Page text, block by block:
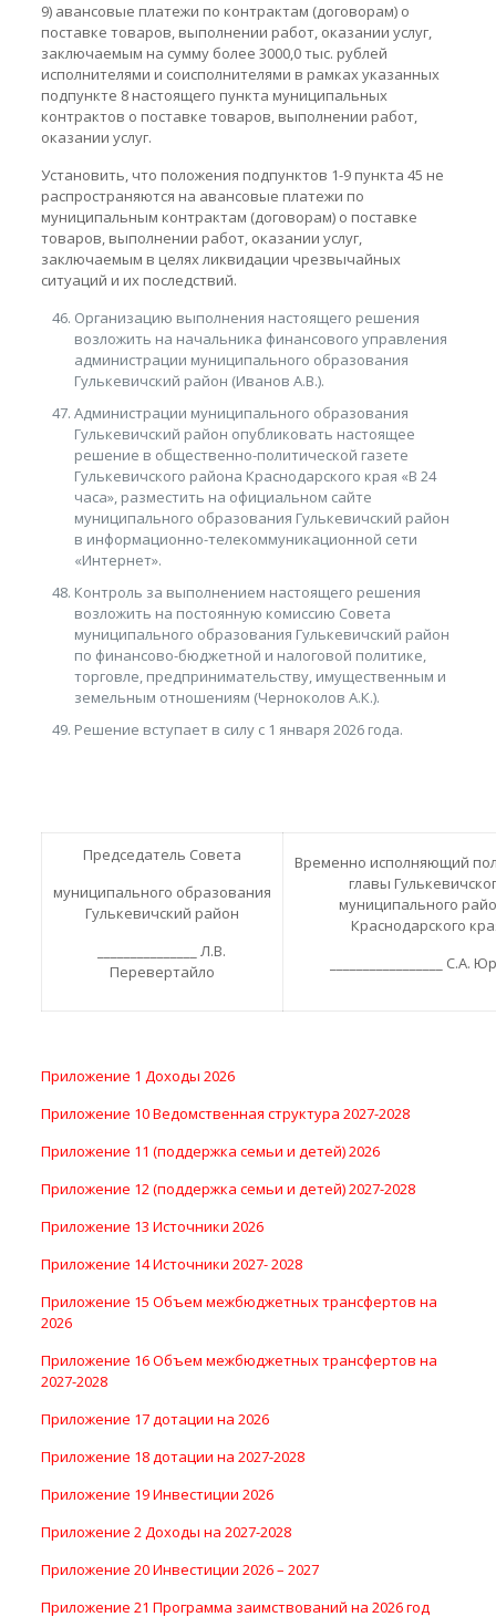
9) авансовые платежи по контрактам (договорам) о
поставке товаров, выполнении работ, оказании услуг,
заключаемым на сумму более 3000,0 тыс. рублей
исполнителями и соисполнителями в рамках указанных
подпункте 8 настоящего пункта муниципальных
контрактов о поставке товаров, выполнении работ,
оказании услуг.
Установить, что положения подпунктов 1-9 пункта 45 не
распространяются на авансовые платежи по
муниципальным контрактам (договорам) о поставке
товаров, выполнении работ, оказании услуг,
заключаемым в целях ликвидации чрезвычайных
ситуаций и их последствий.
Организацию выполнения настоящего решения
возложить на начальника финансового управления
администрации муниципального образования
Гулькевичский район (Иванов А.В.).
Администрации муниципального образования
Гулькевичский район опубликовать настоящее
решение в общественно-политической газете
Гулькевичского района Краснодарского края «В 24
часа», разместить на официальном сайте
муниципального образования Гулькевичский район
в информационно-телекоммуникационной сети
«Интернет».
Контроль за выполнением настоящего решения
возложить на постоянную комиссию Совета
муниципального образования Гулькевичский район
по финансово-бюджетной и налоговой политике,
торговле, предпринимательству, имущественным и
земельным отношениям (Черноколов А.К.).
Решение вступает в силу с 1 января 2026 года.
Председатель Совета
муниципального образования
Гулькевичский район
_______________ Л.В.
Перевертайло
Временно исполняющий
главы
муниципального
Краснодарского
_________________ С.А.
Приложение 1 Доходы 2026
Приложение 10 Ведомственная структура 2027-2028
Приложение 11 (поддержка семьи и детей) 2026
Приложение 12 (поддержка семьи и детей) 2027-2028
Приложение 13 Источники 2026
Приложение 14 Источники 2027- 2028
Приложение 15 Объем межбюджетных трансфертов на
2026
Приложение 16 Объем межбюджетных трансфертов на
2027-2028
Приложение 17 дотации на 2026
Приложение 18 дотации на 2027-2028
Приложение 19 Инвестиции 2026
Приложение 2 Доходы на 2027-2028
Приложение 20 Инвестиции 2026 – 2027
Приложение 21 Программа заимствований на 2026 год